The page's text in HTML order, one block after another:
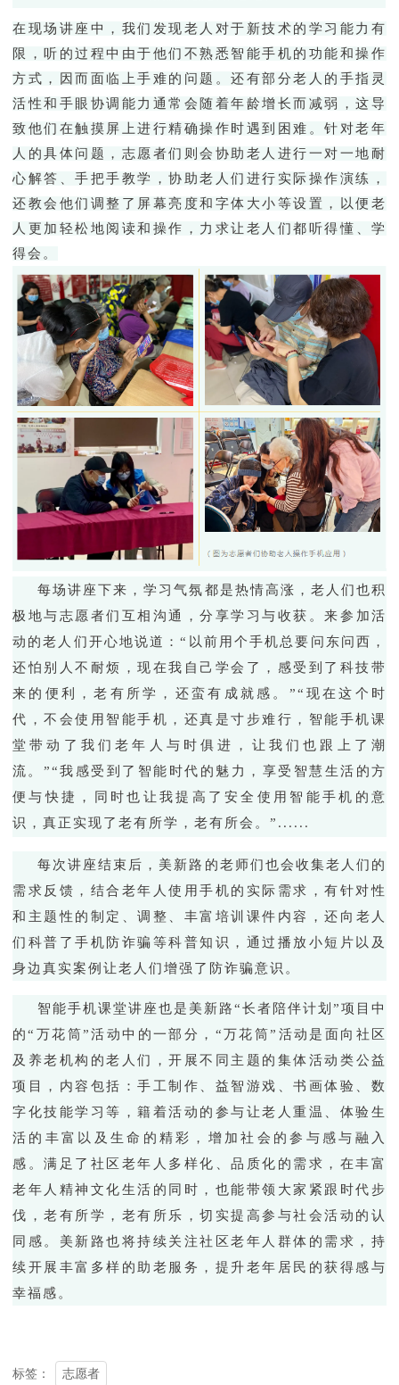
在现场讲座中，我们发现老人对于新技术的学习能力有
限，
听的过程中由于他们不熟悉智能手机的功能和操作
方式，因而面临上手难的问题。还有部分老人的手指灵
活性和手眼协调能力通常会随着年龄增长而减弱，这导
致他们在触摸屏上进行精确操作时遇到困难。针对老年
人的具体问题，志愿者们则会协助 老人进行一对一地耐
心解答、手把手教学，协助老人们进行 实际操作演练
，
还教会他们 调整了屏幕亮度和字体大小等设置，以便老
人更加轻松地阅读和操作 ， 力求让老人 们都 听得懂、学
得会。
每场讲座下来，学习气氛都是热情高涨， 老人们也积
极地与志愿者们 互相沟通 ，分享学习与收获。来参加活
动 的老人 们开心地说道 ：“ 以前用个手机总要问东问西，
还怕别人不耐烦，现在我自己学会了，感受到了科技带
来的便利，老有所学，还蛮有成就感。 ”“ 现在这个时
代，不会使用智能手机，还真是寸步难行，智能手机课
堂带动 了 我们老年人与时俱进，让我们也跟上了潮
流。 ”“我感受到 了 智能时代的魅力，享受智慧生活的方
便与快捷，同时也 让我提高了安全使用智能手机的意
识，真正实现了老有所学，老有所会。 ” ......
每次讲座结束后，美新路的老师们也会收集老人们的
需求反馈， 结合老年人使用手机的 实际需求 ，有针对性
和主题性的 制定 、调整、丰富 培训 课件 内容 ，还向老人
们 科普了手机防诈骗等科普知识，通过 播放小短片以及
身边真实案例让老人们增强了防诈骗意识。
智能手机课堂讲座也是美新路“长者陪伴计划”项目中
的“万花筒”活动中的一部分，“万花筒”活动是 面向社区
及养老机构的老人们
，开展不同主题的集体活动类公益
项目，内容包括：手工制作、益智游戏、书画体验、数
字化技能学习等，籍着活动的参与让老人重温、体验生
活的丰富以及生命的精彩，增加社会的参与感与融入
感。满足了社区老年人多样化、品质化的需求，在丰富
老年人精神文化生活的同时，也能带领大家紧跟时代步
伐，老有所学，老有所乐，切实提高参与社会活动的认
同感。 美新路也将持续关注社区老年人群体的需求，持
续开展丰富多样的助老服务，提升老年居民的获得感与
幸福感。
标签： 志愿者